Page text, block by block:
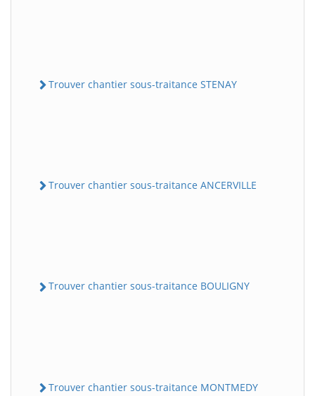
Trouver chantier sous-traitance STENAY
Trouver chantier sous-traitance ANCERVILLE
Trouver chantier sous-traitance BOULIGNY
Trouver chantier sous-traitance MONTMEDY